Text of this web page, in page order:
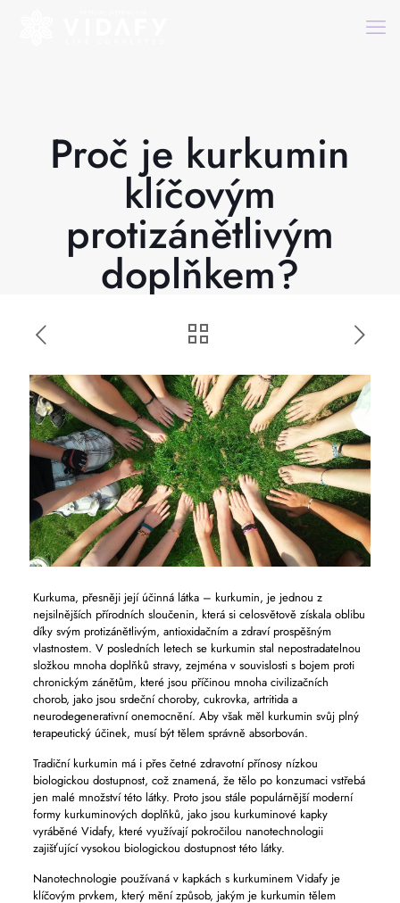
Proč je kurkumin
klíčovým
protizánětlivým
doplňkem?
Kurkuma, přesněji její účinná látka – kurkumin, je jednou z
nejsilnějších přírodních sloučenin, která si celosvětově získala oblibu
díky svým protizánětlivým, antioxidačním a zdraví prospěšným
vlastnostem. V posledních letech se kurkumin stal nepostradatelnou
složkou mnoha doplňků stravy, zejména v souvislosti s bojem proti
chronickým zánětům, které jsou příčinou mnoha civilizačních
chorob, jako jsou srdeční choroby, cukrovka, artritida a
neurodegenerativní onemocnění. Aby však měl kurkumin svůj plný
terapeutický účinek, musí být tělem správně absorbován.
Tradiční kurkumin má i přes četné zdravotní přínosy nízkou
biologickou dostupnost, což znamená, že tělo po konzumaci vstřebá
jen malé množství této látky. Proto jsou stále populárnější moderní
formy kurkuminových doplňků, jako jsou kurkuminové kapky
vyráběné Vidafy, které využívají pokročilou nanotechnologii
zajišťující vysokou biologickou dostupnost této látky.
Nanotechnologie používaná v kapkách s kurkuminem Vidafy je
klíčovým prvkem, který mění způsob, jakým je kurkumin tělem